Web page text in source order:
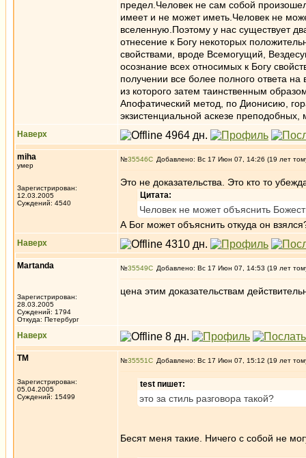
предел.Человек не сам собой
имеет и не может иметь.Человек не
вселенную.Поэтому у нас существует
отнесение к Богу некоторых
свойствами, вроде Всемогущий,
осознание всех относимых к Богу
получении все более полного ответа
из которого затем таинственным
Апофатический метод, по Дионисию,
экзистенциальной аскезе
Наверх
miha
умер
Зарегистрирован:
12.03.2005
Суждений: 4540
№35546 Добавлено: Вс 17 Июн 07, 14:26 (19 лет
Это не доказательства. Это кто то
Цитата:
Человек не может объяснить
А Бог может объяснить откуда он
Наверх
Martanda
Зарегистрирован:
28.03.2005
Суждений: 1794
Откуда: Петербург
№35549 Добавлено: Вс 17 Июн 07, 14:53 (19 лет
цена этим доказательствам
Наверх
ТМ
Зарегистрирован:
05.04.2005
Суждений: 15499
№35551 Добавлено: Вс 17 Июн 07, 15:12 (19 лет
test пишет:
это за стиль разговора такой?
Бесят меня такие. Ничего с собой не